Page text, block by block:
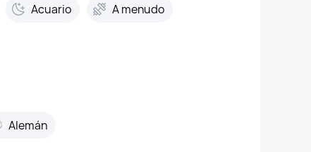
Acuario A menudo
Alemán